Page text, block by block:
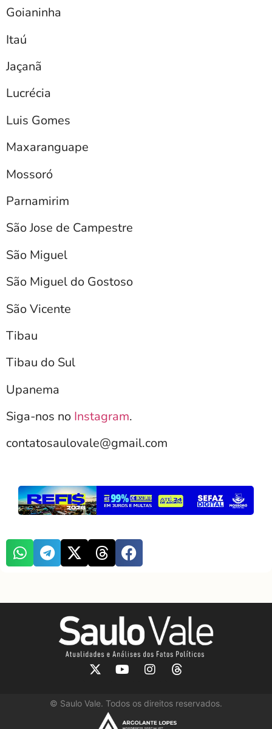
Goianinha
Itaú
Jaçanã
Lucrécia
Luis Gomes
Maxaranguape
Mossoró
Parnamirim
São Jose de Campestre
São Miguel
São Miguel do Gostoso
São Vicente
Tibau
Tibau do Sul
Upanema
Siga-nos no Instagram.
contatosaulovale@gmail.com
© Saulo Vale. Todos os direitos reservados.